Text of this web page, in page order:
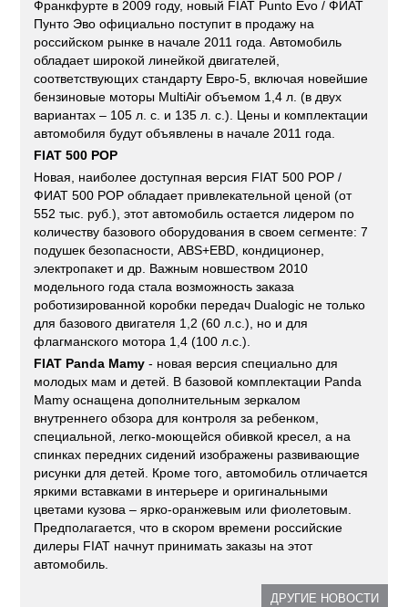
Франкфурте в 2009 году, новый FIAT Punto Evo / ФИАТ
Пунто Эво официально поступит в продажу на
российском рынке в начале 2011 года. Автомобиль
обладает широкой линейкой двигателей,
соответствующих стандарту Евро-5, включая новейшие
бензиновые моторы MultiAir объемом 1,4 л. (в двух
вариантах – 105 л. с. и 135 л. с.). Цены и комплектации
автомобиля будут объявлены в начале 2011 года.
FIAT 500 POP
Новая, наиболее доступная версия FIAT 500 POP /
ФИАТ 500 POP обладает привлекательной ценой (от
552 тыс. руб.), этот автомобиль остается лидером по
количеству базового оборудования в своем сегменте: 7
подушек безопасности, АBS+EBD, кондиционер,
электропакет и др. Важным новшеством 2010
модельного года стала возможность заказа
роботизированной коробки передач Dualogic не только
для базового двигателя 1,2 (60 л.с.), но и для
флагманского мотора 1,4 (100 л.с.).
FIAT Panda Mamy - новая версия специально для
молодых мам и детей. В базовой комплектации Panda
Mamy оснащена дополнительным зеркалом
внутреннего обзора для контроля за ребенком,
специальной, легко-моющейся обивкой кресел, а на
спинках передних сидений изображены развивающие
рисунки для детей. Кроме того, автомобиль отличается
яркими вставками в интерьере и оригинальными
цветами кузова – ярко-оранжевым или фиолетовым.
Предполагается, что в скором времени российские
дилеры FIAT начнут принимать заказы на этот
автомобиль.
ДРУГИЕ НОВОСТИ